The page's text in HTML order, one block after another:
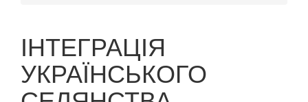
ІНТЕГРАЦІЯ
УКРАЇНСЬКОГО